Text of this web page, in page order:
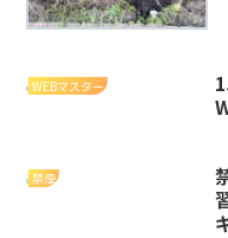
WEBマスター
禁煙